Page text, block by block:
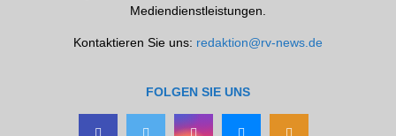
Mediendienstleistungen.
Kontaktieren Sie uns: redaktion@rv-news.de
FOLGEN SIE UNS